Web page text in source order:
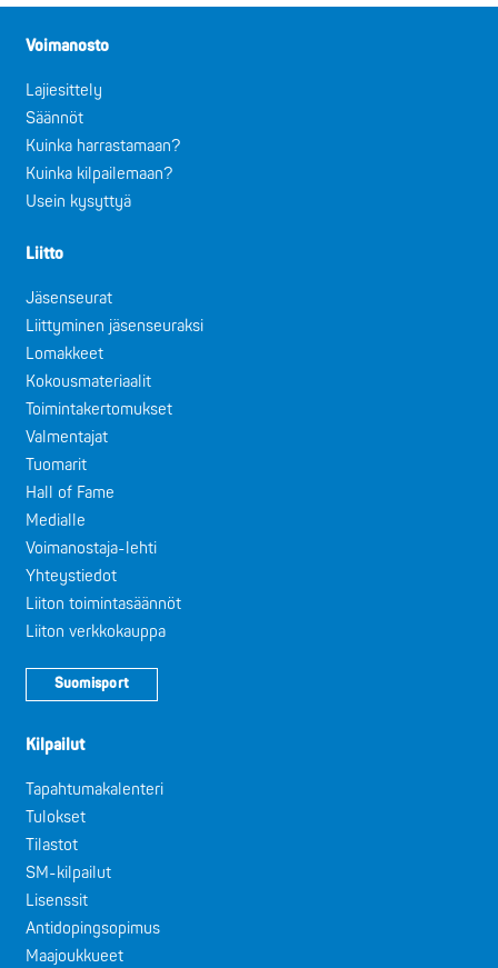
Voimanosto
Lajiesittely
Säännöt
Kuinka harrastamaan?
Kuinka kilpailemaan?
Usein kysyttyä
Liitto
Jäsenseurat
Liittyminen jäsenseuraksi
Lomakkeet
Kokousmateriaalit
Toimintakertomukset
Valmentajat
Tuomarit
Hall of Fame
Medialle
Voimanostaja-lehti
Yhteystiedot
Liiton toimintasäännöt
Liiton verkkokauppa
Suomisport
Kilpailut
Tapahtumakalenteri
Tulokset
Tilastot
SM-kilpailut
Lisenssit
Antidopingsopimus
Maajoukkueet